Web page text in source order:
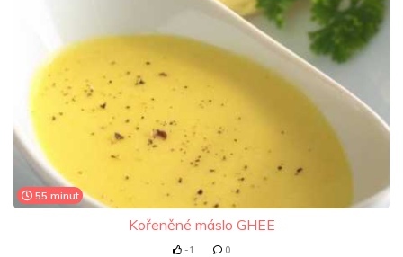
55 minut
Kořeněné máslo GHEE
-1 0